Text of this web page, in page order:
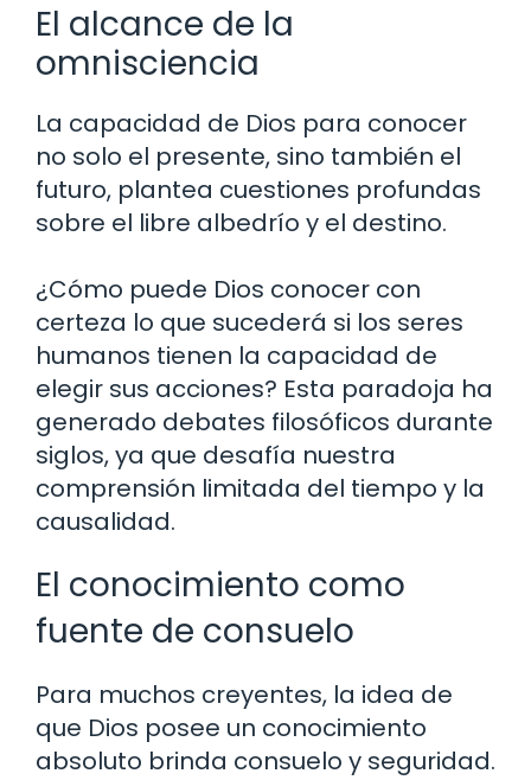
El alcance de la
omnisciencia
La capacidad de Dios para conocer
no solo el presente, sino también el
futuro, plantea cuestiones profundas
sobre el libre albedrío y el destino.
¿Cómo puede Dios conocer con
certeza lo que sucederá si los seres
humanos tienen la capacidad de
elegir sus acciones? Esta paradoja ha
generado debates filosóficos durante
siglos, ya que desafía nuestra
comprensión limitada del tiempo y la
causalidad.
El conocimiento como
fuente de consuelo
Para muchos creyentes, la idea de
que Dios posee un conocimiento
absoluto brinda consuelo y seguridad.